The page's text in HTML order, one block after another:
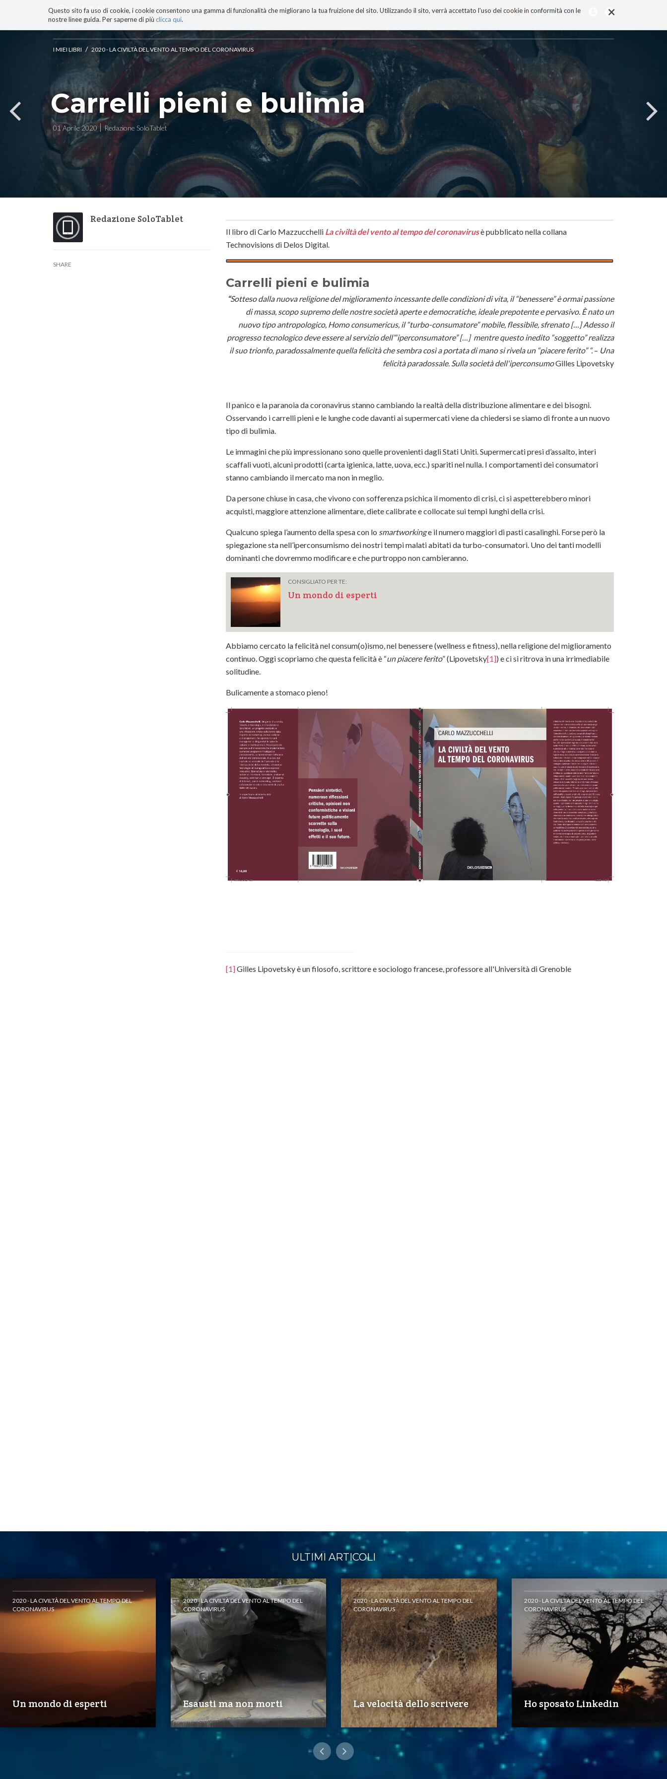
×
Questo sito fa uso di cookie, i cookie consentono una gamma di funzionalità che migliorano la tua fruizione del sito. Utilizzando il sito, verrà accettato l'uso dei cookie in conformità con le
nostre linee guida. Per saperne di più clicca qui.
BLOG TECNOCONSAPEVOLEZZA TECNOBIBLIOGRAFIA I MIEI LIBRI PROGETTO
ai
contenuti.
alla
navigazione
I MIEI LIBRI / 2020 - LA CIVILTÀ DEL VENTO AL TEMPO DEL CORONAVIRUS
Carrelli pieni e bulimia
01 Aprile 2020 Redazione SoloTablet
Redazione SoloTablet
SHARE
Il libro di Carlo Mazzucchelli La civiltà del vento al tempo del coronavirusè pubblicato nella collana
Technovisions di Delos Digital.
Carrelli pieni e bulimia
“Sotteso dalla nuova religione del miglioramento incessante delle condizioni di vita, il “benessere” è ormai passione
di massa, scopo supremo delle nostre società aperte e democratiche, ideale prepotente e pervasivo. È nato un
nuovo tipo antropologico, Homo consumericus, il “turbo-consumatore” mobile, flessibile, sfrenato […] Adesso il
progresso tecnologico deve essere al servizio dell’“iperconsumatore” […] mentre questo inedito “soggetto” realizza
il suo trion­fo, paradossalmente quella felicità che sembra così a portata di mano si rivela un “piacere ferito” “.– Una
felicità paradossale. Sulla società dell'iperconsumoGilles Lipovetsky
Il panico e la paranoia da coronavirus stanno cambiando la realtà della distribuzione alimentare e dei bisogni.
Osservando i carrelli pieni e le lunghe code davanti ai supermercati viene da chiedersi se siamo di fronte a un nuovo
tipo di bulimia.
Le immagini che più impressionano sono quelle provenienti dagli Stati Uniti. Supermercati presi d’assalto, interi
scaffali vuoti, alcuni prodotti (carta igienica, latte, uova, ecc.) spariti nel nulla. I comportamenti dei consumatori
stanno cambiando il mercato ma non in meglio.
Da persone chiuse in casa, che vivono con sofferenza psichica il momento di crisi, ci si aspetterebbero minori
acquisti, maggiore attenzione alimentare, diete calibrate e collocate sui tempi lunghi della crisi.
Qualcuno spiega l’aumento della spesa con lo smartworkinge il numero maggiori di pasti casalinghi. Forse però la
spiegazione sta nell’iperconsumismo dei nostri tempi malati abitati da turbo-consumatori. Uno dei tanti modelli
dominanti che dovremmo modificare e che purtroppo non cambieranno.
CONSIGLIATO PER TE:
Un mondo di esperti
Abbiamo cercato la felicità nel consum(o)ismo, nel benessere (wellness e fitness), nella religione del miglioramento
continuo. Oggi scopriamo che questa felicità è “un piacere ferito” (Lipovetsky[1]) e ci si ritrova in una irrimediabile
solitudine.
Bulicamente a stomaco pieno!
[1]Gilles Lipovetsky è un filosofo, scrittore e sociologo francese, professore all'Università di Grenoble
ULTIMI ARTICOLI
2020 - LA CIVILTÀ DEL VENTO AL TEMPO DEL
CORONAVIRUS
Un mondo di esperti
2020 - LA CIVILTÀ DEL VENTO AL TEMPO DEL
CORONAVIRUS
Esausti ma non morti
2020 - LA CIVILTÀ DEL VENTO AL TEMPO DEL
CORONAVIRUS
La velocità dello scrivere
2020 - LA CIVILTÀ DEL VENTO AL TEMPO DEL
CORONAVIRUS
Ho sposato Linkedin